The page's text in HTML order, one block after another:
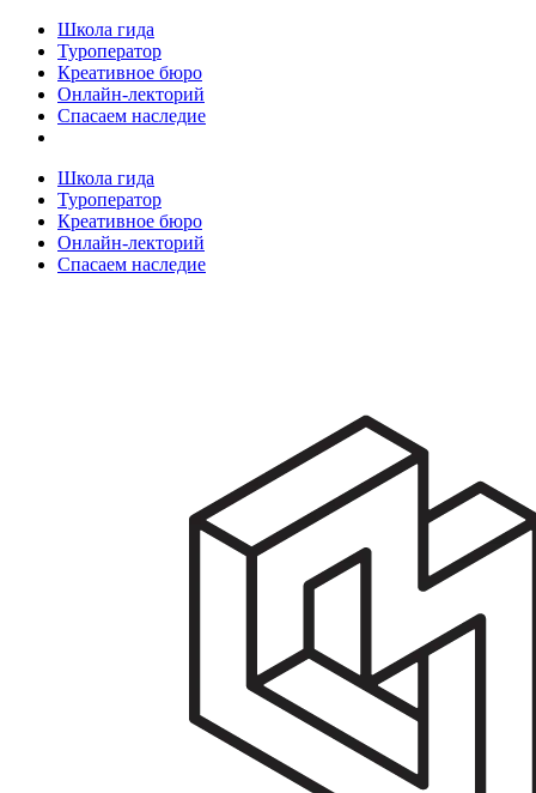
Школа гида
Туроператор
Креативное бюро
Онлайн-лекторий
Спасаем наследие
Школа гида
Туроператор
Креативное бюро
Онлайн-лекторий
Спасаем наследие